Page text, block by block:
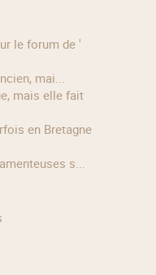
mai...
s...